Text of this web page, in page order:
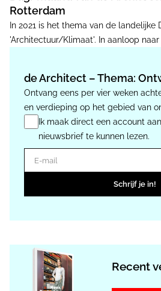
Rotterdam
In 2021 is het thema van de
'Architectuur/Klimaat'. In aanloop
een weekend architectuur maar zelfs
de Architect – Thema:
Ontvang eens per vier weken
en verdieping op het gebied van
Ik maak direct een account
nieuwsbrief te kunnen lezen.
Schrijf je in!
Recent